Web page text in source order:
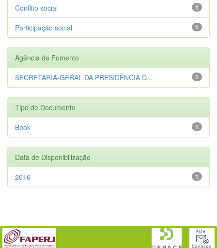
1
Conflito social
1
Participação social
Agência de Fomento
1
SECRETARIA-GERAL DA PRESIDÊNCIA D...
Tipo de Documento
1
Book
Data de Disponibilização
1
2016